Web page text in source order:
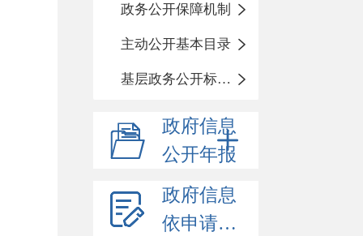
政务公开保障机制
主动公开基本目录
基层政务公开标准化目录
政府信息
公开年报
政府信息
依申请公开